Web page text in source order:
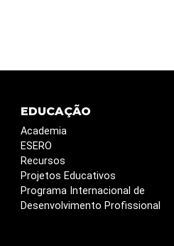
EDUCAÇÃO
Academia
ESERO
Recursos
Projetos Educativos
Programa Internacional de
Desenvolvimento Profissional